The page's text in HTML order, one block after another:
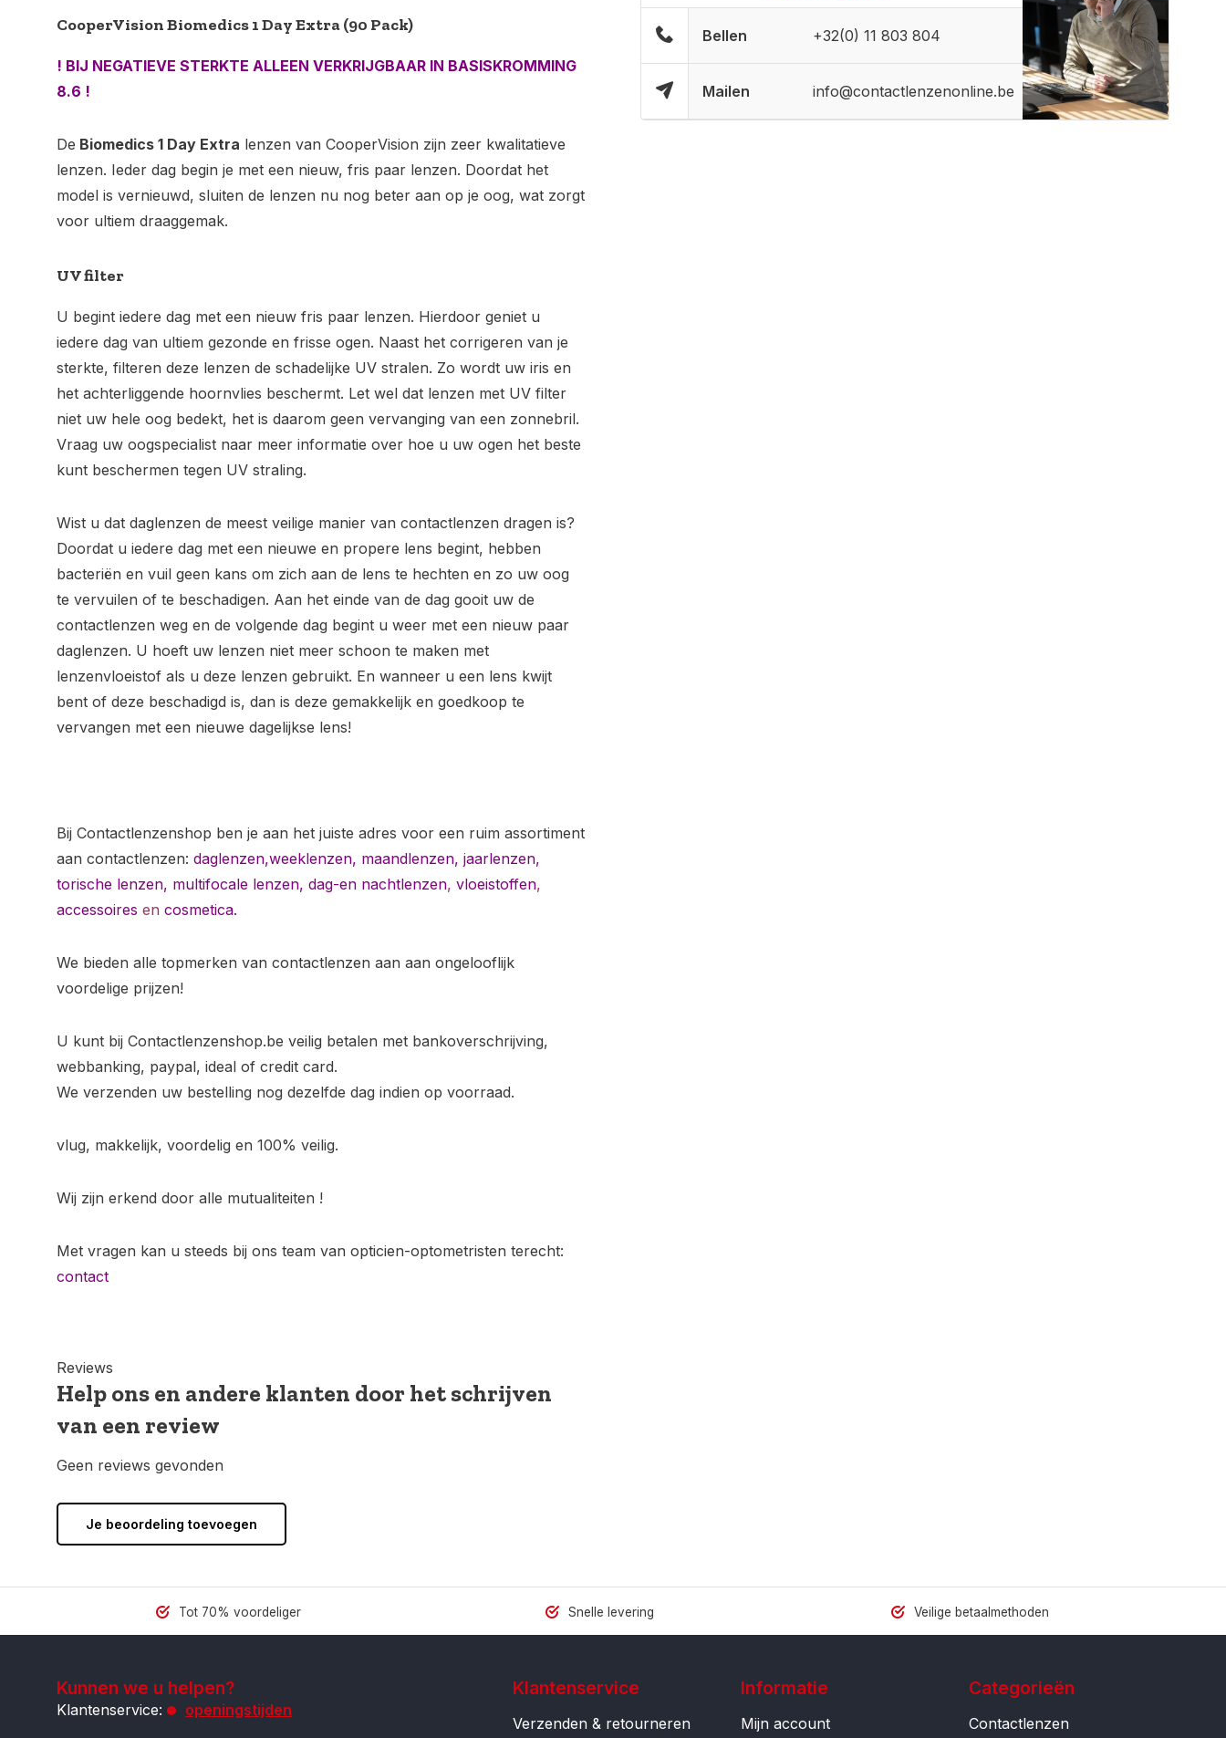
CooperVision Biomedics 1 Day Extra (90 Pack)
! BIJ NEGATIEVE STERKTE ALLEEN VERKRIJGBAAR IN BASISKROMMING
8.6 !
De Biomedics 1 Day Extra lenzen van CooperVision zijn zeer kwalitatieve
lenzen. Ieder dag begin je met een nieuw, fris paar lenzen. Doordat het
model is vernieuwd, sluiten de lenzen nu nog beter aan op je oog, wat zorgt
voor ultiem draaggemak.
UV filter
U begint iedere dag met een nieuw fris paar lenzen. Hierdoor geniet u
iedere dag van ultiem gezonde en frisse ogen. Naast het corrigeren van je
sterkte, filteren deze lenzen de schadelijke UV stralen. Zo wordt uw iris en
het achterliggende hoornvlies beschermt. Let wel dat lenzen met UV filter
niet uw hele oog bedekt, het is daarom geen vervanging van een zonnebril.
Vraag uw oogspecialist naar meer informatie over hoe u uw ogen het beste
kunt beschermen tegen UV straling.
Wist u dat daglenzen de meest veilige manier van contactlenzen dragen is?
Doordat u iedere dag met een nieuwe en propere lens begint, hebben
bacteriën en vuil geen kans om zich aan de lens te hechten en zo uw oog
te vervuilen of te beschadigen. Aan het einde van de dag gooit uw de
contactlenzen weg en de volgende dag begint u weer met een nieuw paar
daglenzen. U hoeft uw lenzen niet meer schoon te maken met
lenzenvloeistof als u deze lenzen gebruikt. En wanneer u een lens kwijt
bent of deze beschadigd is, dan is deze gemakkelijk en goedkoop te
vervangen met een nieuwe dagelijkse lens!
Bij Contactlenzenshop ben je aan het juiste adres voor een ruim assortiment
aan contactlenzen: daglenzen,weeklenzen, maandlenzen, jaarlenzen,
torische lenzen, multifocale lenzen, dag-en nachtlenzen, vloeistoffen,
accessoires en cosmetica.
We bieden alle topmerken van contactlenzen aan aan ongelooflijk
voordelige prijzen!
U kunt bij Contactlenzenshop.be veilig betalen met bankoverschrijving,
webbanking, paypal, ideal of credit card.
We verzenden uw bestelling nog dezelfde dag indien op voorraad.
vlug, makkelijk, voordelig en 100% veilig.
Wij zijn erkend door alle mutualiteiten !
Met vragen kan u steeds bij ons team van opticien-optometristen terecht:
contact
Bellen +32(0) 11 803 804
Mailen info@contactlenzenonline.be
Reviews
Help ons en andere klanten door het schrijven
van een review
Geen reviews gevonden
Je beoordeling toevoegen
Tot 70% voordeliger Snelle levering Veilige betaalmethoden
Kunnen we u helpen?
Klantenservice: openingstijden
Klantenservice
Verzenden & retourneren
Informatie
Mijn account
Categorieën
Contactlenzen